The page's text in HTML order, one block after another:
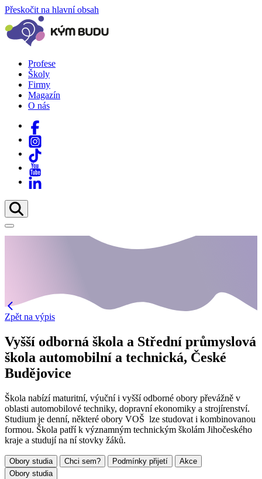
Přeskočit na hlavní obsah
Profese
Školy
Firmy
Magazín
O nás
Zpět na výpis
Vyšší odborná škola a Střední průmyslová
škola automobilní a technická, České
Budějovice
Škola nabízí maturitní, výuční i vyšší odborné obory převážně v
oblasti automobilové techniky, dopravní ekonomiky a strojírenství.
Studium je denní, některé obory VOŠ lze studovat i kombinovanou
formou. Škola patří k významným technickým školám Jihočeského
kraje a studují na ní stovky žáků.
Obory studia Chci sem? Podmínky přijetí
Akce
Obory studia